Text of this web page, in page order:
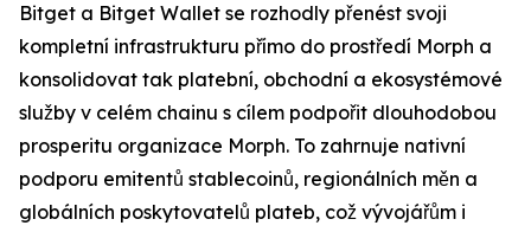
Bitget a Bitget Wallet se rozhodly přenést svoji
kompletní infrastrukturu přímo do prostředí Morph a
konsolidovat tak platební, obchodní a ekosystémové
služby v celém chainu s cílem podpořit dlouhodobou
prosperitu organizace Morph. To zahrnuje nativní
podporu emitentů stablecoinů, regionálních měn a
globálních poskytovatelů plateb, což vývojářům i